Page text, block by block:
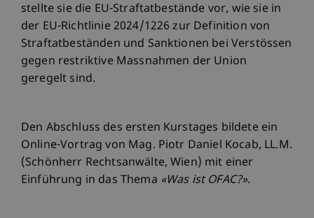
stellte sie die EU-Straftatbestände vor, wie sie in
der EU-Richtlinie 2024/1226 zur Definition von
Straftatbeständen und Sanktionen bei Verstössen
gegen restriktive Massnahmen der Union
geregelt sind.
Den Abschluss des ersten Kurstages bildete ein
Online-Vortrag von Mag. Piotr Daniel Kocab, LL.M.
(Schönherr Rechtsanwälte, Wien) mit einer
Einführung in das Thema «Was ist OFAC?».